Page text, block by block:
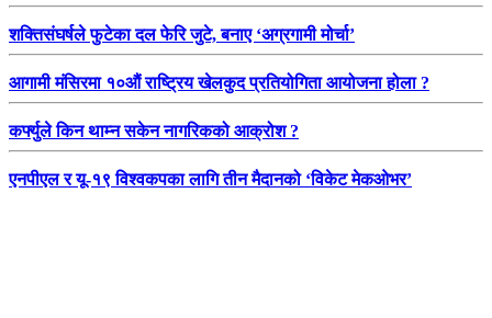
शक्तिसंघर्षले फुटेका दल फेरि जुटे, बनाए ‘अग्रगामी मोर्चा’
आगामी मंसिरमा १०औं राष्ट्रिय खेलकुद प्रतियोगिता आयोजना होला ?
कर्फ्युले किन थाम्न सकेन नागरिकको आक्रोश ?
एनपीएल र यू-१९ विश्वकपका लागि तीन मैदानको ‘विकेट मेकओभर’